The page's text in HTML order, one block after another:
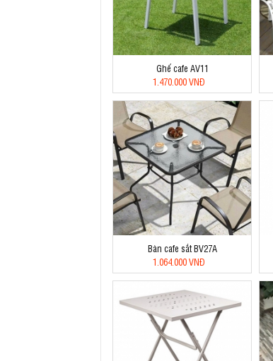
Ghế cafe AV11
1.470.000 VNĐ
Bàn cafe sắt BV27A
1.064.000 VNĐ